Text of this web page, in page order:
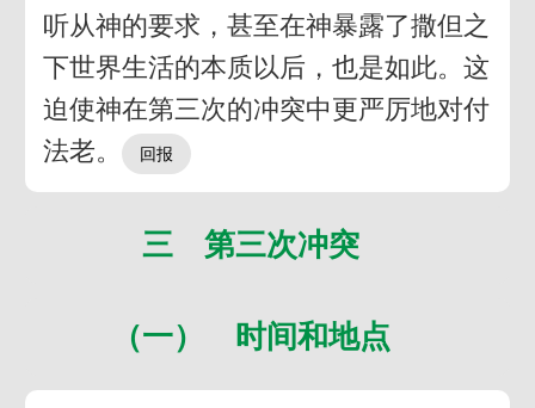
听从神的要求，甚至在神暴露了撒但之
下世界生活的本质以后，也是如此。这
迫使神在第三次的冲突中更严厉地对付
法老。
三 第三次冲突
（一） 时间和地点